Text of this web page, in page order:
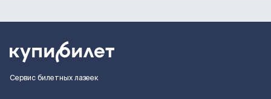
Сервис билетных лазеек